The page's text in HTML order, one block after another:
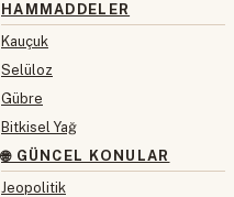
HAMMADDELER
Kauçuk
Selüloz
Gübre
Bitkisel Yağ
🌐 GÜNCEL KONULAR
Jeopolitik